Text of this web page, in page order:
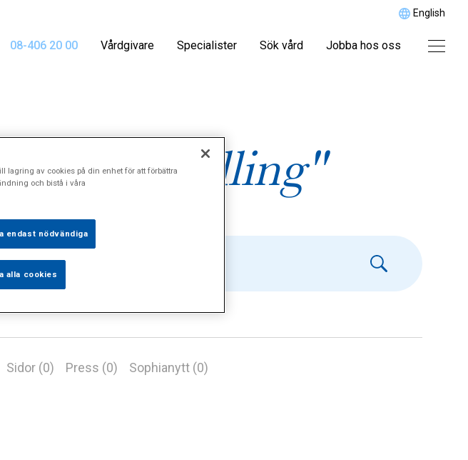
English
08-406 20 00 Vårdgivare Specialister Sök vård Jobba hos oss
Sidor (0) Press (0) Sophianytt (0)
lagring av cookies på din enhet för att förbättra
och bistå i våra
endast nödvändiga
alla cookies